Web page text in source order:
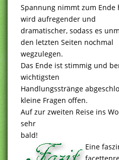
Spannung nimmt zum Ende
wird aufregender und
dramatischer, sodass es
den letzten Seiten nochmal
wegzulegen.
Das Ende ist stimmig und
wichtigsten
Handlungsstränge
kleine Fragen offen.
Auf zur zweiten Reise ins
sehr
bald!
Eine